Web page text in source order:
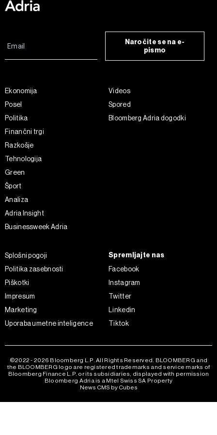
Naročite se na e-
pismo
Ekonomija
Posel
Politika
Finančni trgi
Razkošje
Tehnologija
Green
Šport
Analiza
Adria Insight
Businessweek Adria
Videos
Spored
Bloomberg Adria dogodki
Splošni pogoji
Politika zasebnosti
Piškotki
Impresum
Marketing
Uporaba umetne inteligence
Spremljajte nas
Facebook
Instagram
Twitter
Linkedin
Tiktok
©2022 - 2026 Bloomberg L.P. All Rights Reserved. BLOOMBERG and
the BLOOMBERG logo are registered trademarks and service marks of
Bloomberg Finance L.P. or its subsidiaries, displayed with permission
Bloomberg Adria is a Mtel Swiss SA Property
News CMS by Cubes